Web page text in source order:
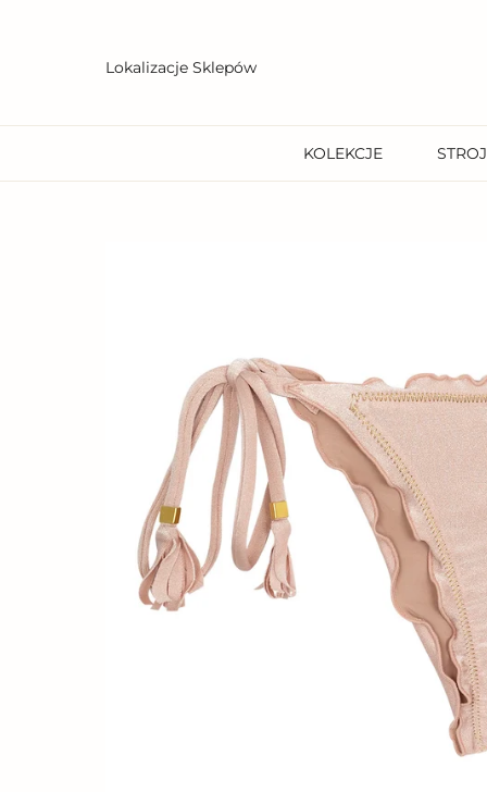
Lokalizacje Sklepów
KOLEKCJE